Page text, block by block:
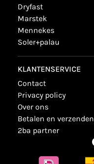
dryfast
marstek
mennekes
soler+palau
KLANTENSERVICE
contact
privacy policy
over ons
betalen en verzenden
2ba partner